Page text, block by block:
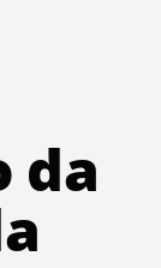
da